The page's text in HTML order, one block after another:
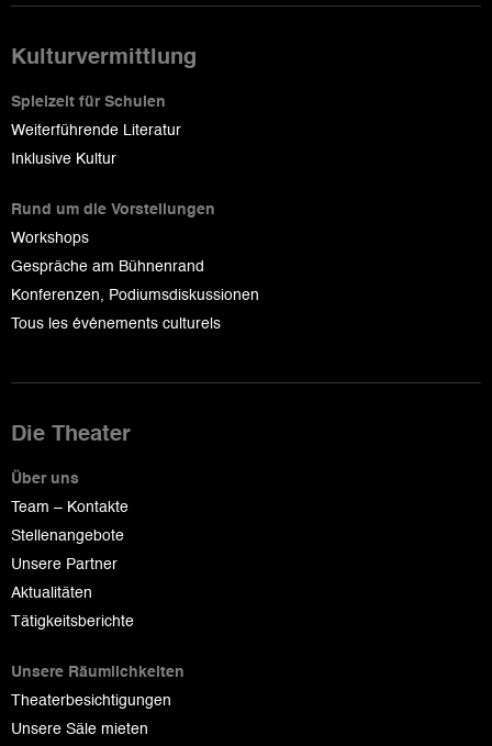
Kulturvermittlung
Spielzeit für Schulen
Weiterführende Literatur
Inklusive Kultur
Rund um die Vorstellungen
Workshops
Gespräche am Bühnenrand
Konferenzen, Podiumsdiskussionen
Tous les événements culturels
Die Theater
Über uns
Team – Kontakte
Stellenangebote
Unsere Partner
Aktualitäten
Tätigkeitsberichte
Unsere Räumlichkeiten
Theaterbesichtigungen
Unsere Säle mieten